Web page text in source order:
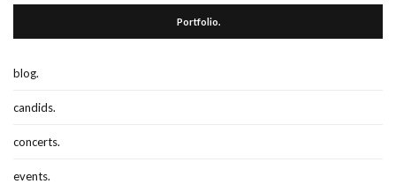
Portfolio.
blog.
candids.
concerts.
events.